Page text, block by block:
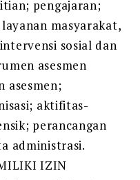
pengajaran;
masyarakat,
sosial dan
asesmen
asesmen;
aktifitas-
perancangan
administrasi.
IZIN